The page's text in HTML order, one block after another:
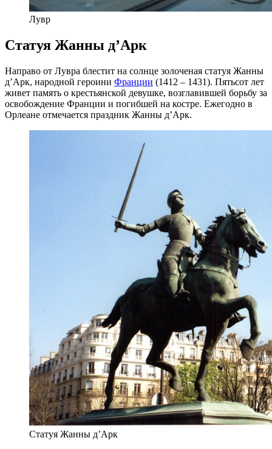
Лувр
Статуя Жанны д’Арк
Направо от Лувра блестит на солнце золоченая статуя Жанны
д’Арк, народной героини Франции (1412 – 1431). Пятьсот лет
живет память о крестьянской девушке, возглавившей борьбу за
освобождение Франции и погибшей на костре. Ежегодно в
Орлеане отмечается праздник Жанны д’Арк.
Статуя Жанны д’Арк